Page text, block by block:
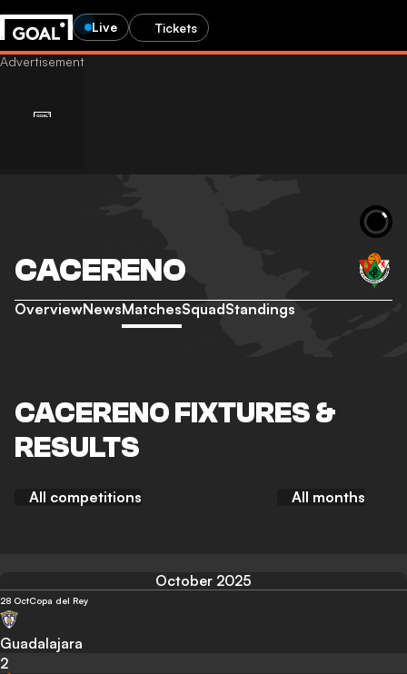
Live Tickets
CACERENO
OverviewNewsMatchesSquadStandings
CACERENO FIXTURES &
RESULTS
All competitions All months
October 2025
28 OctCopa del Rey
Guadalajara
2